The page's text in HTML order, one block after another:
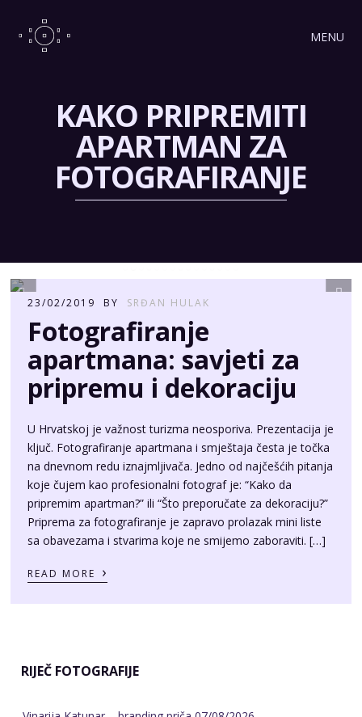
MENU
KAKO PRIPREMITI
APARTMAN ZA
FOTOGRAFIRANJE
23/02/2019 BY SRĐAN HULAK
Fotografiranje
apartmana: savjeti za
pripremu i dekoraciju
U Hrvatskoj je važnost turizma neosporiva. Prezentacija je
ključ. Fotografiranje apartmana i smještaja česta je točka
na dnevnom redu iznajmljivača. Jedno od najčešćih pitanja
koje čujem kao profesionalni fotograf je: “Kako da
pripremim apartman?” ili “Što preporučate za dekoraciju?”
Priprema za fotografiranje je zapravo prolazak mini liste
sa obavezama i stvarima koje ne smijemo zaboraviti. […]
READ MORE ›
RIJEČ FOTOGRAFIJE